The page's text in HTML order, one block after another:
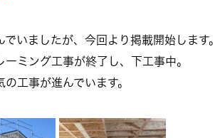
でいましたが、今回より掲載開始します。
ーミング工事が終了し、下工事中。
の工事が進んでいます。